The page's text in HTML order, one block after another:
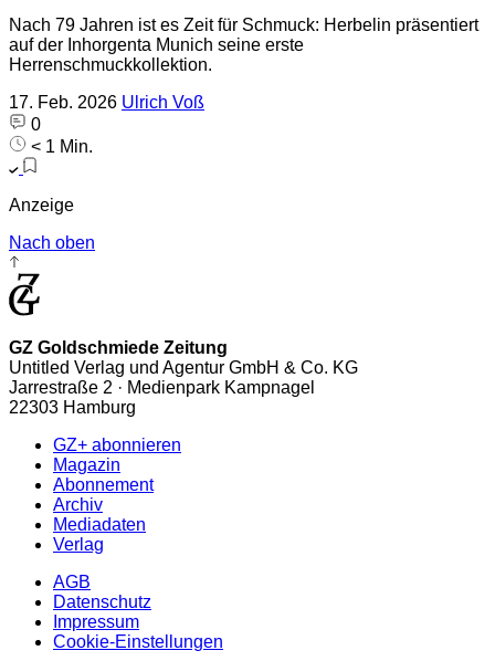
Nach 79 Jahren ist es Zeit für Schmuck: Herbelin präsentiert
auf der Inhorgenta Munich seine erste
Herrenschmuckkollektion.
17. Feb. 2026 Ulrich Voß
0
< 1 Min.
Anzeige
Nach oben
GZ Goldschmiede Zeitung
Untitled Verlag und Agentur GmbH & Co. KG
Jarrestraße 2 · Medienpark Kampnagel
22303 Hamburg
GZ+ abonnieren
Magazin
Abonnement
Archiv
Mediadaten
Verlag
AGB
Datenschutz
Impressum
Cookie-Einstellungen